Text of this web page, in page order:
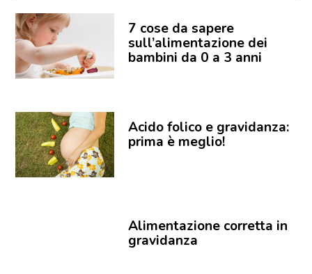
7 cose da sapere
sull’alimentazione dei
bambini da 0 a 3 anni
Acido folico e gravidanza:
prima è meglio!
Alimentazione corretta in
gravidanza